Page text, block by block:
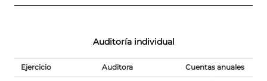
Auditoría individual
Ejercicio Auditora Cuentas anuales